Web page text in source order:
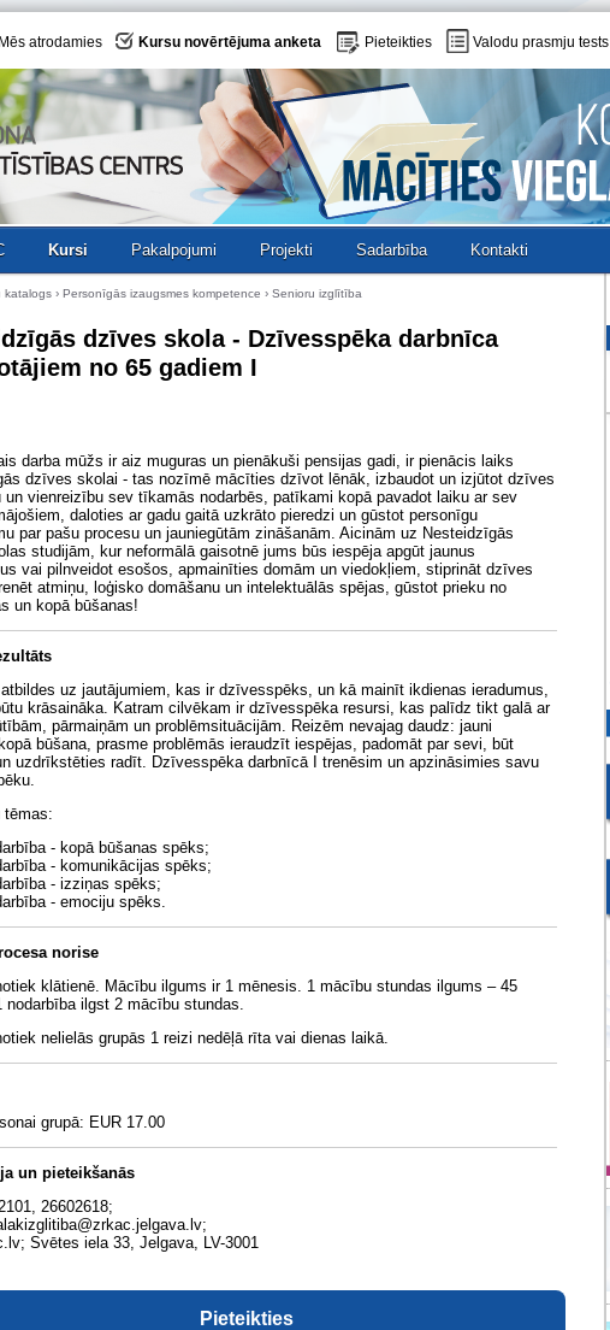
Mēs atrodamies Kursu novērtējuma anketa Pieteikties Valodu prasmju tests
Kursi Pakalpojumi Projekti Sadarbība Kontakti
katalogs › Personīgās izaugsmes kompetence › Senioru izglītība
dzīves skola - Dzīvesspēka darbnīca
no 65 gadiem I
darba mūžs ir aiz muguras un pienākuši pensijas gadi, ir pienācis laiks
dzīves skolai - tas nozīmē mācīties dzīvot lēnāk, izbaudot un izjūtot dzīves
un vienreizību sev tīkamās nodarbēs, patīkami kopā pavadot laiku ar sev
daloties ar gadu gaitā uzkrāto pieredzi un gūstot personīgu
par pašu procesu un jauniegūtām zināšanām. Aicinām uz Nesteidzīgās
studijām, kur neformālā gaisotnē jums būs iespēja apgūt jaunus
vai pilnveidot esošos, apmainīties domām un viedokļiem, stiprināt dzīves
atmiņu, loģisko domāšanu un intelektuālās spējas, gūstot prieku no
un kopā būšanas!
uz jautājumiem, kas ir dzīvesspēks, un kā mainīt ikdienas ieradumus,
krāsaināka. Katram cilvēkam ir dzīvesspēka resursi, kas palīdz tikt galā ar
pārmaiņām un problēmsituācijām. Reizēm nevajag daudz: jauni
būšana, prasme problēmās ieraudzīt iespējas, padomāt par sevi, būt
uzdrīkstēties radīt. Dzīvesspēka darbnīcā I trenēsim un apzināsimies savu
tēmas:
- kopā būšanas spēks;
- komunikācijas spēks;
- izziņas spēks;
- emociju spēks.
norise
klātienē. Mācību ilgums ir 1 mēnesis. 1 mācību stundas ilgums – 45
nodarbība ilgst 2 mācību stundas.
nelielās grupās 1 reizi nedēļā rīta vai dienas laikā.
grupā: EUR 17.00
un pieteikšanās
26602618;
Svētes iela 33, Jelgava, LV-3001
Pieteikties